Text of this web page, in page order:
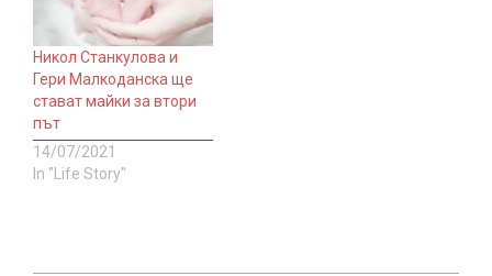
Никол Станкулова и
Гери Малкоданска ще
стават майки за втори
път
14/07/2021
In "Life Story"